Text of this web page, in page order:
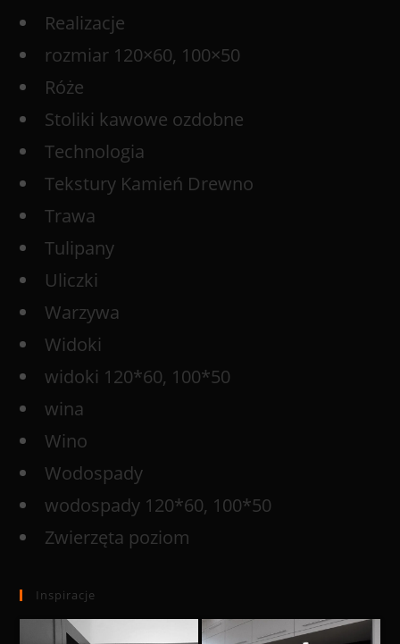
Realizacje
rozmiar 120×60, 100×50
Róże
Stoliki kawowe ozdobne
Technologia
Tekstury Kamień Drewno
Trawa
Tulipany
Uliczki
Warzywa
Widoki
widoki 120*60, 100*50
wina
Wino
Wodospady
wodospady 120*60, 100*50
Zwierzęta poziom
Inspiracje